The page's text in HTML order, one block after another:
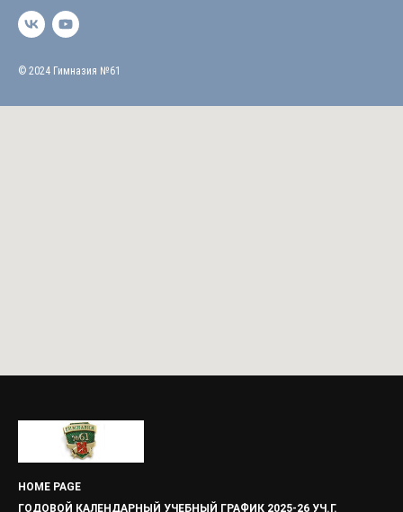
© 2024 Гимназия №61
HOME PAGE
ГОДОВОЙ КАЛЕНДАРНЫЙ УЧЕБНЫЙ ГРАФИК 2025-26 УЧ.Г.